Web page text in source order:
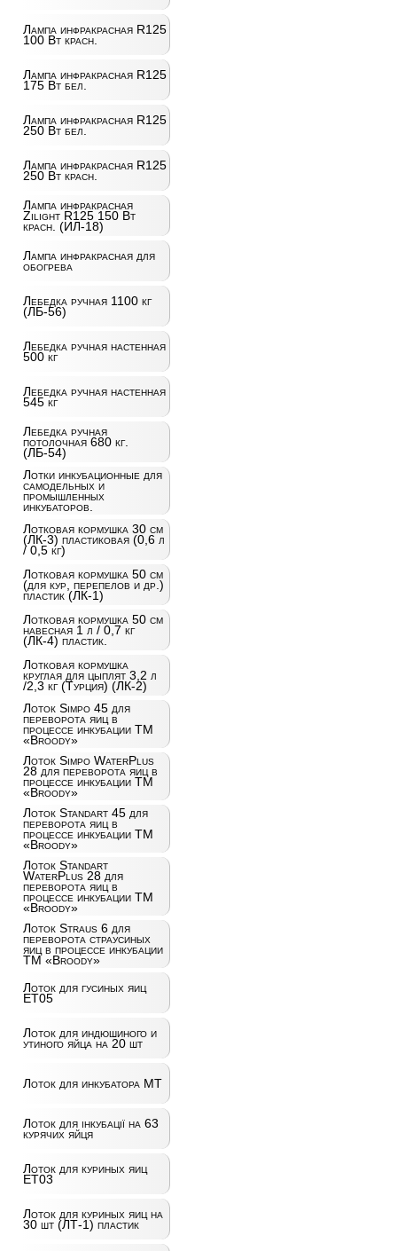
Лампа инфракрасная R125
100 Вт красн.
Лампа инфракрасная R125
175 Вт бел.
Лампа инфракрасная R125
250 Вт бел.
Лампа инфракрасная R125
250 Вт красн.
Лампа инфракрасная
Zilight R125 150 Вт
красн. (ИЛ-18)
Лампа инфракрасная для
обогрева
Лебедка ручная 1100 кг
(ЛБ-56)
Лебедка ручная настенная
500 кг
Лебедка ручная настенная
545 кг
Лебедка ручная
потолочная 680 кг.
(ЛБ-54)
Лотки инкубационные для
самодельных и
промышленных
инкубаторов.
Лотковая кормушка 30 см
(ЛК-3) пластиковая (0,6 л
/ 0,5 кг)
Лотковая кормушка 50 см
(для кур, перепелов и др.)
пластик (ЛК-1)
Лотковая кормушка 50 см
навесная 1 л / 0,7 кг
(ЛК-4) пластик.
Лотковая кормушка
круглая для цыплят 3,2 л
/2,3 кг (Турция) (ЛК-2)
Лоток Simpo 45 для
переворота яиц в
процессе инкубации ТМ
«Broody»
Лоток Simpo WaterPlus
28 для переворота яиц в
процессе инкубации ТМ
«Broody»
Лоток Standart 45 для
переворота яиц в
процессе инкубации ТМ
«Broody»
Лоток Standart
WaterPlus 28 для
переворота яиц в
процессе инкубации ТМ
«Broody»
Лоток Straus 6 для
переворота страусиных
яиц в процессе инкубации
ТМ «Broody»
Лоток для гусиных яиц
ET05
Лоток для индюшиного и
утиного яйца на 20 шт
Лоток для инкубатора MT
Лоток для інкубації на 63
курячих яйця
Лоток для куриных яиц
ET03
Лоток для куриных яиц на
30 шт (ЛТ-1) пластик